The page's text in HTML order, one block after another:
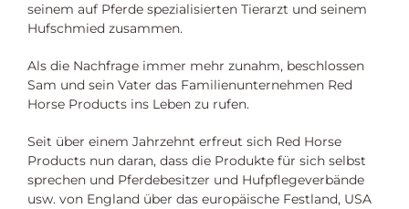
seinem auf Pferde spezialisierten Tierarzt und seinem
Hufschmied zusammen.
Als die Nachfrage immer mehr zunahm, beschlossen
Sam und sein Vater das Familienunternehmen Red
Horse Products ins Leben zu rufen.
Seit über einem Jahrzehnt erfreut sich Red Horse
Products nun daran, dass die Produkte für sich selbst
sprechen und Pferdebesitzer und Hufpflegeverbände
usw. von England über das europäische Festland, USA